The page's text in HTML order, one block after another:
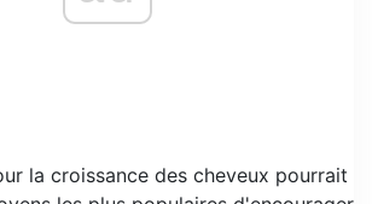
la croissance des cheveux pourrait